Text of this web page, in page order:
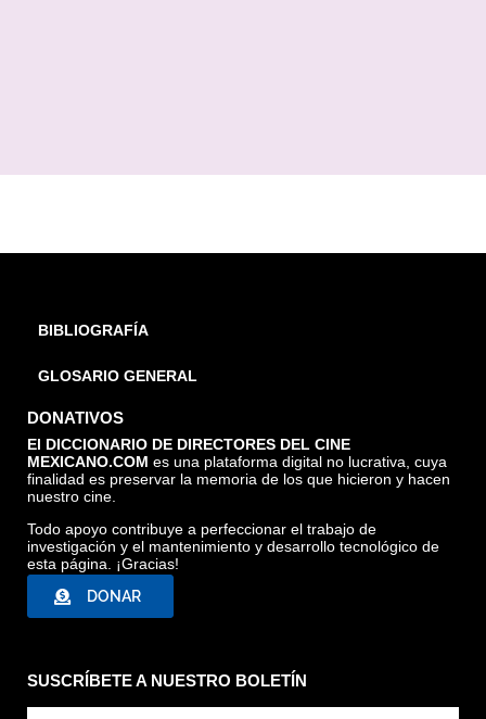
BIBLIOGRAFÍA
GLOSARIO GENERAL
DONATIVOS
El DICCIONARIO DE DIRECTORES DEL CINE
MEXICANO.COM es una plataforma digital no lucrativa, cuya
finalidad es preservar la memoria de los que hicieron y hacen
nuestro cine.
Todo apoyo contribuye a perfeccionar el trabajo de
investigación y el mantenimiento y desarrollo tecnológico de
esta página. ¡Gracias!
DONAR
SUSCRÍBETE A NUESTRO BOLETÍN